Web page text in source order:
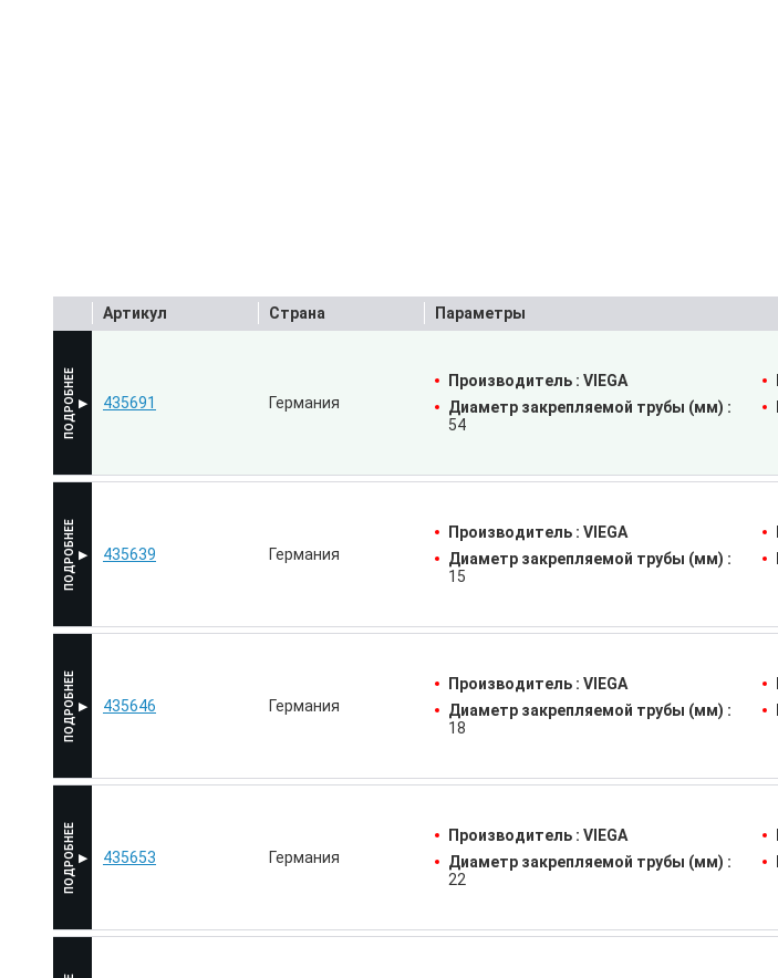
Артикул Страна Параметры
435639 Германия
Производитель : VIEGA
Диаметр закрепляемой трубы (мм) :
15
435646 Германия
Производитель : VIEGA
Диаметр закрепляемой трубы (мм) :
18
435653 Германия
Производитель : VIEGA
Диаметр закрепляемой трубы (мм) :
22
435691 Германия
Производитель : VIEGA
Диаметр закрепляемой трубы (мм) :
54